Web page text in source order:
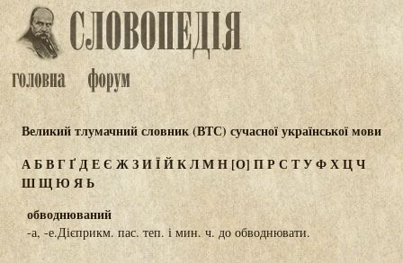
Великий тлумачний словник (ВТС) сучасної української мови
АБВГҐДЕЄ ЖЗИЇЙКЛМН[О] ПР СТУФХЦЧ
ШЩЮЯЬ
обводнюваний
-а, -е.Дієприкм. пас. теп. і мин. ч. до обводнювати.